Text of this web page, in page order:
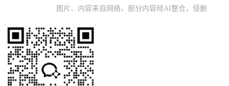
图片、内容来自网络，部分内容经AI整合，侵删